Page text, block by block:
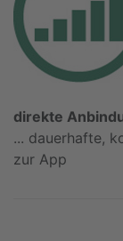
direkte
... dauerhafte,
zur App